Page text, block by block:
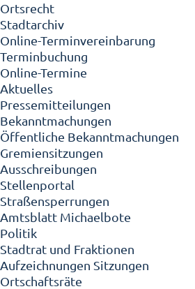
Ortsrecht
Stadtarchiv
Online-Terminvereinbarung
Terminbuchung
Online-Termine
Aktuelles
Pressemitteilungen
Bekanntmachungen
Öffentliche Bekanntmachungen
Gremiensitzungen
Ausschreibungen
Stellenportal
Straßensperrungen
Amtsblatt Michaelbote
Politik
Stadtrat und Fraktionen
Aufzeichnungen Sitzungen
Ortschaftsräte